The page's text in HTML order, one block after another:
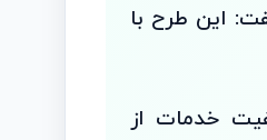
این طرح با
خدمات از